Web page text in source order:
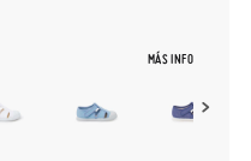
MÁS INFO